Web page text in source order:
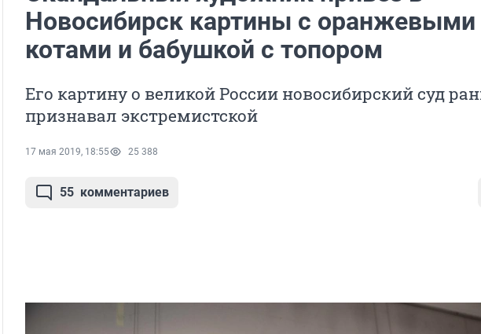
Новосибирск картины с оранжевыми
котами и бабушкой с топором
Его картину о великой России новосибирский суд
признавал экстремистской
17 мая 2019, 18:55 25 388
55 комментариев